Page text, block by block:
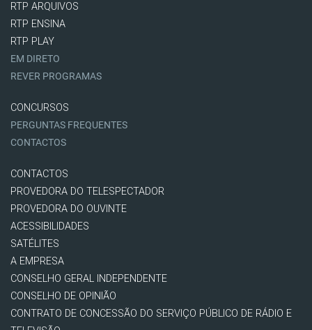
RTP ARQUIVOS
RTP ENSINA
RTP PLAY
EM DIRETO
REVER PROGRAMAS
CONCURSOS
PERGUNTAS FREQUENTES
CONTACTOS
CONTACTOS
PROVEDORA DO TELESPECTADOR
PROVEDORA DO OUVINTE
ACESSIBILIDADES
SATÉLITES
A EMPRESA
CONSELHO GERAL INDEPENDENTE
CONSELHO DE OPINIÃO
CONTRATO DE CONCESSÃO DO SERVIÇO PÚBLICO DE RÁDIO E